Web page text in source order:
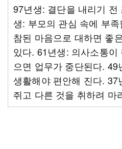
97년생: 결단을 내리기 전
생: 부모의 관심 속에 부
참된 마음으로 대하면 좋
있다. 61년생: 의사소통
으면 업무가 중단된다.
생활해야 편안해 진다. 37
쥐고 다른 것을 취하려 마